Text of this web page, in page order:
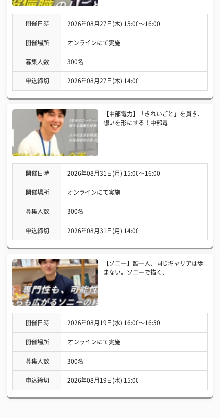
開催日時 2026年08月27日(木) 15:00〜16:00
開催場所 オンラインにて実施
募集人数 300名
申込締切 2026年08月27日(木) 14:00
【中部電力】「きれいごと」を貫き、
想いを形にする！中部電
開催日時 2026年08月31日(月) 15:00〜16:00
開催場所 オンラインにて実施
募集人数 300名
申込締切 2026年08月31日(月) 14:00
【ソニー】誰一人、同じキャリアは歩
まない。ソニーで描く、
開催日時 2026年08月19日(水) 16:00〜16:50
開催場所 オンラインにて実施
募集人数 300名
申込締切 2026年08月19日(水) 15:00